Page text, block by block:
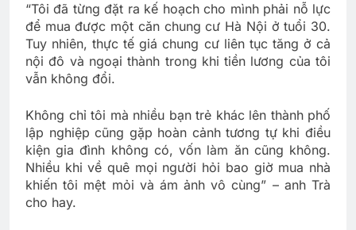
“Tôi đã từng đặt ra kế hoạch cho mình phải nỗ lực
để mua được một căn chung cư Hà Nội ở tuổi 30.
Tuy nhiên, thực tế giá chung cư liên tục tăng ở cả
nội đô và ngoại thành trong khi tiền lương của tôi
vẫn không đổi.
Không chỉ tôi mà nhiều bạn trẻ khác lên thành phố
lập nghiệp cũng gặp hoàn cảnh tương tự khi điều
kiện gia đình không có, vốn làm ăn cũng không.
Nhiều khi về quê mọi người hỏi bao giờ mua nhà
khiến tôi mệt mỏi và ám ảnh vô cùng” – anh Trà
cho hay.